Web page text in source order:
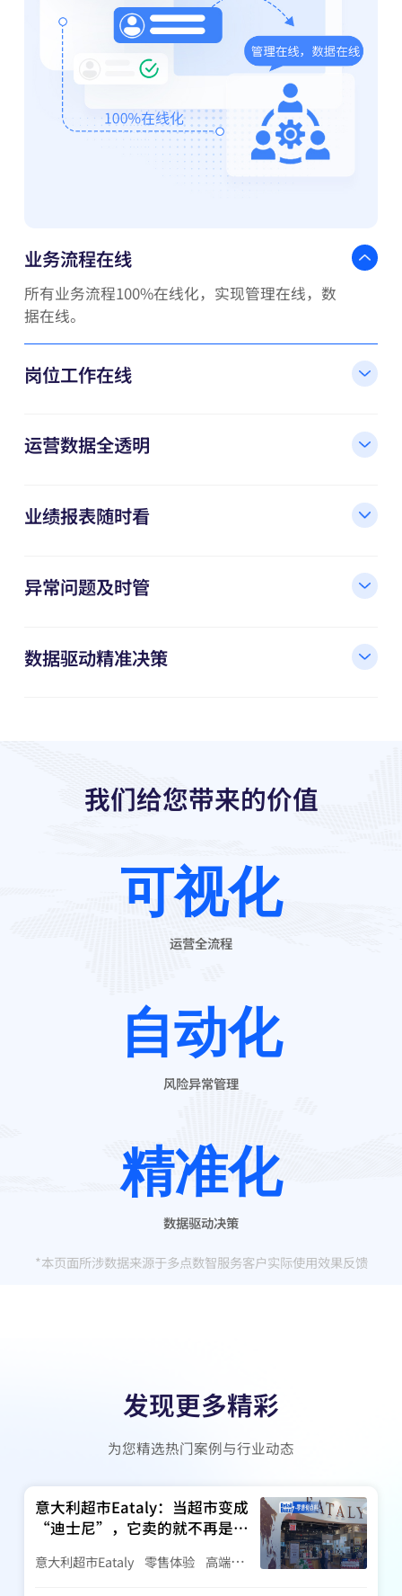
业务流程在线
所有业务流程100%在线化，实现管理在线，数
据在线。
岗位工作在线
运营数据全透明
业绩报表随时看
异常问题及时管
数据驱动精准决策
我们给您带来的价值
可视化
运营全流程
自动化
风险异常管理
精准化
数据驱动决策
*本页面所涉数据来源于多点数智服务客户实际使用效果反馈
发现更多精彩
为您精选热门案例与行业动态
意大利超市Eataly：当超市变成
“迪士尼”，它卖的就不再是食
意大利超市Eataly 零售体验
高端超